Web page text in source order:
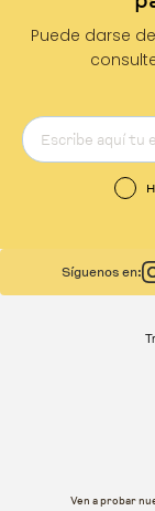
Puede darse
Síguenos en:
Ven a probar